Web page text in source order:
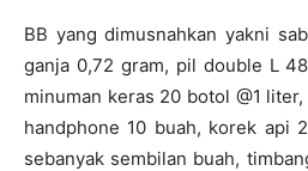
BB yang dimusnahkan yakni
ganja 0,72 gram, pil double L
minuman keras 20 botol @1
handphone 10 buah, korek api
sebanyak sembilan buah,